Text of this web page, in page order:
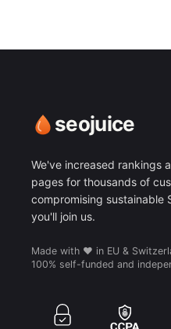
seojuice
We've increased rankings
pages for thousands of
compromising sustainable
you'll join us.
Made with ❤️ in EU &
100% self-funded and